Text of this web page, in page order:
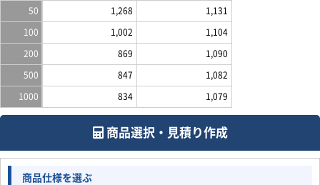
50 1,268 1,131
100 1,002 1,104
200 869 1,090
500 847 1,082
1000 834 1,079
商品選択・見積り作成
商品仕様を選ぶ